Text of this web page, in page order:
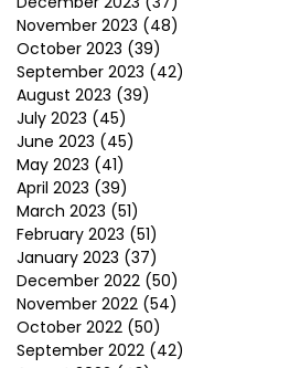
November 2023 (48)
October 2023 (39)
September 2023 (42)
August 2023 (39)
July 2023 (45)
June 2023 (45)
May 2023 (41)
April 2023 (39)
March 2023 (51)
February 2023 (51)
January 2023 (37)
December 2022 (50)
November 2022 (54)
October 2022 (50)
September 2022 (42)